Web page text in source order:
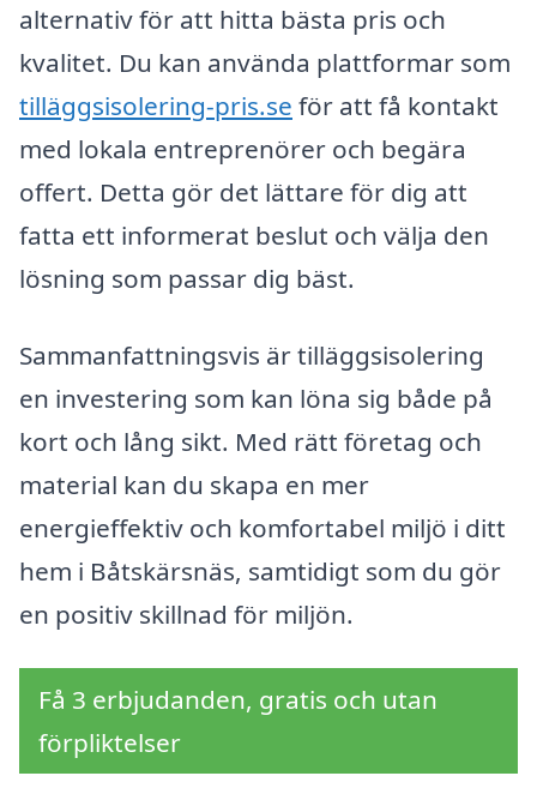
alternativ för att hitta bästa pris och
kvalitet. Du kan använda plattformar som
tilläggsisolering-pris.se för att få kontakt
med lokala entreprenörer och begära
offert. Detta gör det lättare för dig att
fatta ett informerat beslut och välja den
lösning som passar dig bäst.
Sammanfattningsvis är tilläggsisolering
en investering som kan löna sig både på
kort och lång sikt. Med rätt företag och
material kan du skapa en mer
energieffektiv och komfortabel miljö i ditt
hem i Båtskärsnäs, samtidigt som du gör
en positiv skillnad för miljön.
Få 3 erbjudanden, gratis och utan
förpliktelser